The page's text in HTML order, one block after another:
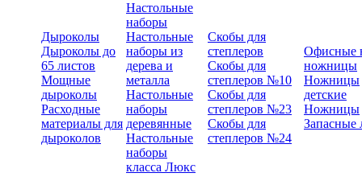
Дыроколы
Дыроколы до
65 листов
Мощные
дыроколы
Расходные
материалы для
дыроколов
Настольные
наборы
Настольные
наборы из
дерева и
металла
Настольные
наборы
деревянные
Настольные
наборы
класса Люкс
Скобы для
степлеров
Скобы для
степлеров №10
Скобы для
степлеров №23
Скобы для
степлеров №24
Офисные
ножницы
Ножницы
детские
Ножницы
Запасные